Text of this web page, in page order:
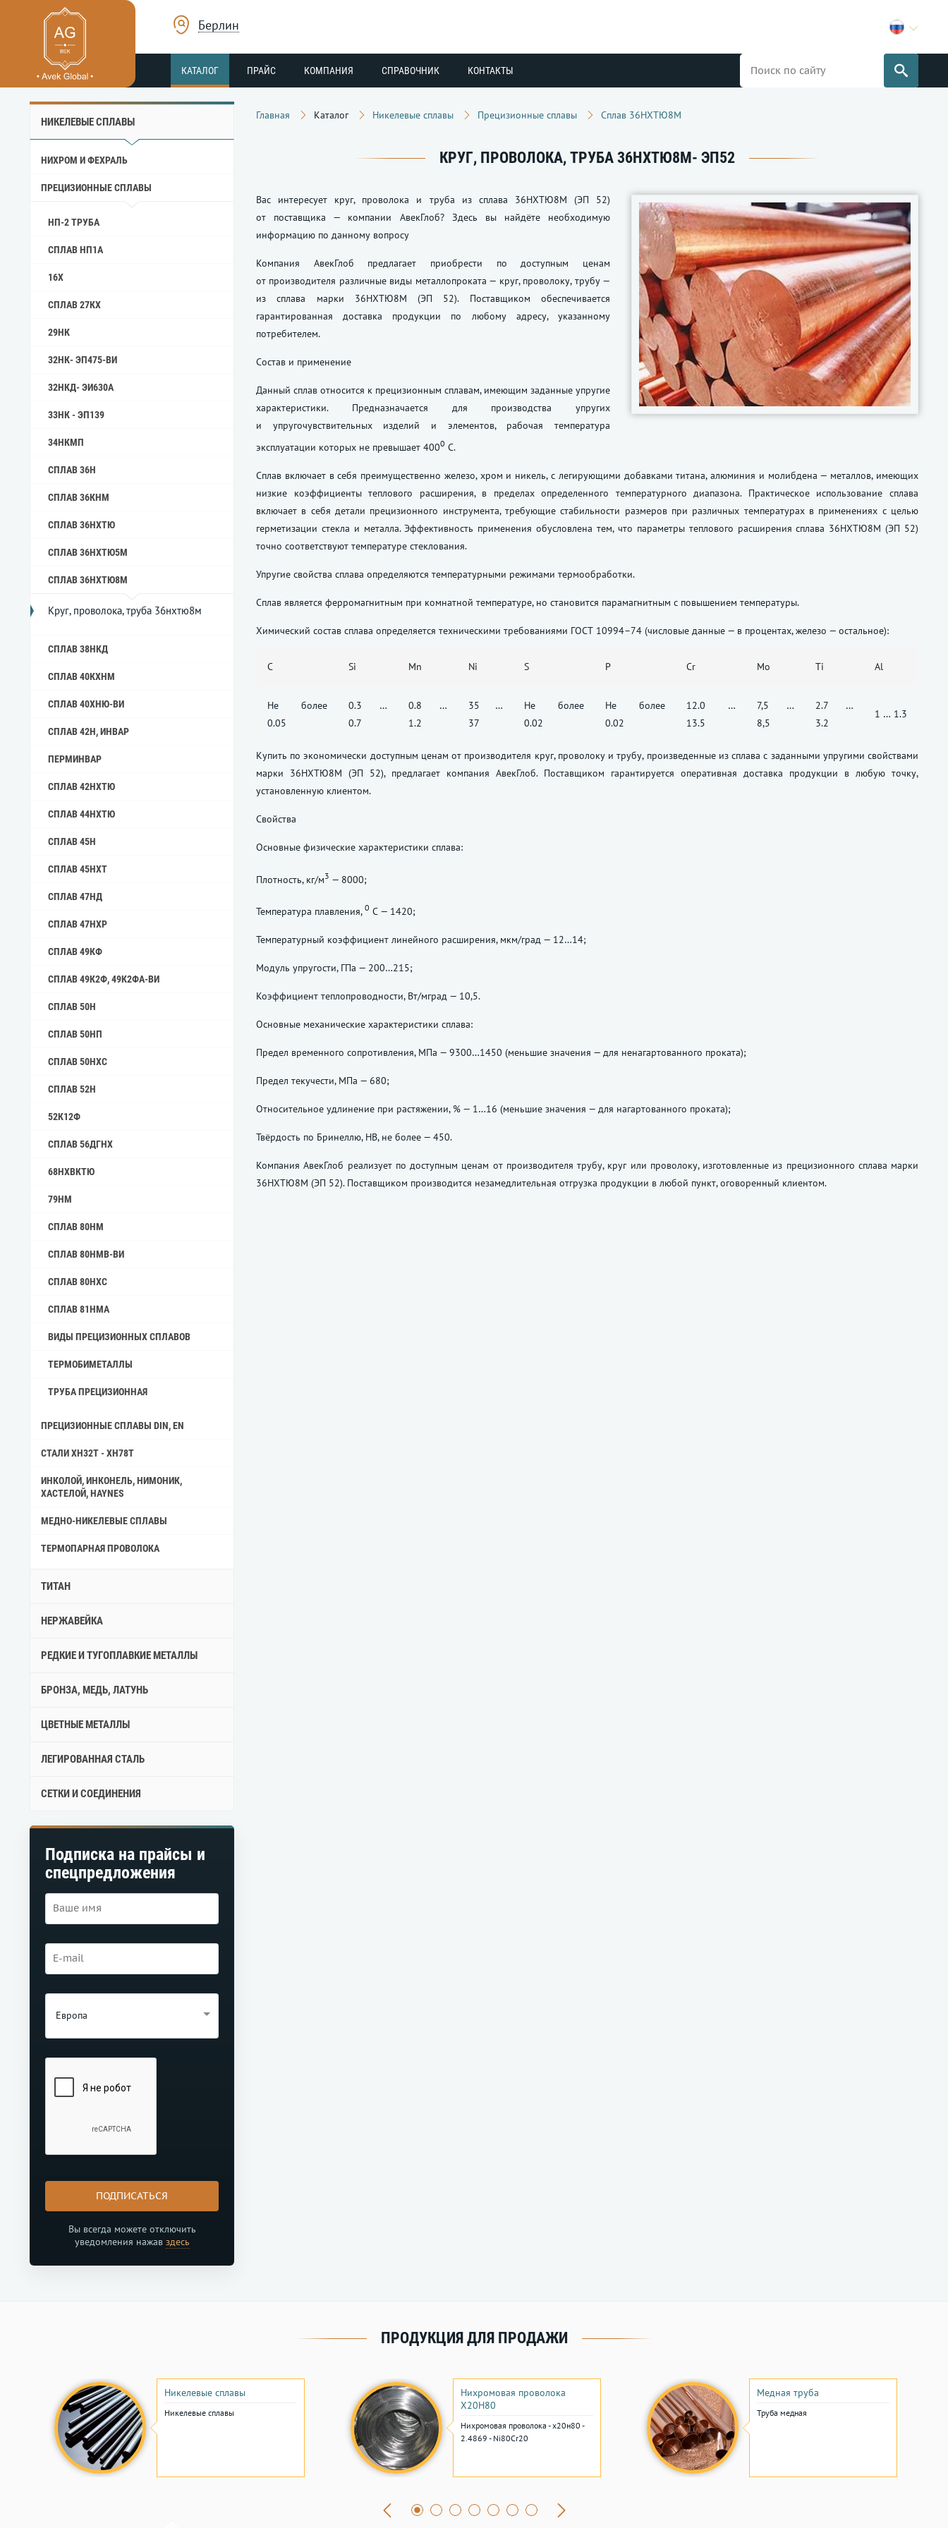
Берлин
КАТАЛОГ ПРАЙС КОМПАНИЯ СПРАВОЧНИК КОНТАКТЫ
НИКЕЛЕВЫЕ СПЛАВЫ
НИХРОМ И ФЕХРАЛЬ
ПРЕЦИЗИОННЫЕ СПЛАВЫ
НП-2 ТРУБА
СПЛАВ НП1А
16Х
СПЛАВ 27КХ
29НК
32НК- ЭП475-ВИ
32НКД- ЭИ630А
33НК - ЭП139
34НКМП
СПЛАВ 36Н
СПЛАВ 36КНМ
СПЛАВ 36НХТЮ
СПЛАВ 36НХТЮ5М
СПЛАВ 36НХТЮ8М
Круг, проволока, труба 36нхтю8м
СПЛАВ 38НКД
СПЛАВ 40КХНМ
СПЛАВ 40ХНЮ-ВИ
СПЛАВ 42Н, ИНВАР
ПЕРМИНВАР
СПЛАВ 42НХТЮ
СПЛАВ 44НХТЮ
СПЛАВ 45Н
СПЛАВ 45НХТ
СПЛАВ 47НД
СПЛАВ 47НХР
СПЛАВ 49КФ
СПЛАВ 49К2Ф, 49К2ФА-ВИ
СПЛАВ 50Н
СПЛАВ 50НП
СПЛАВ 50НХС
СПЛАВ 52Н
52К12Ф
СПЛАВ 56ДГНХ
68НХВКТЮ
79НМ
СПЛАВ 80НМ
СПЛАВ 80НМВ-ВИ
СПЛАВ 80НХС
СПЛАВ 81НМА
ВИДЫ ПРЕЦИЗИОННЫХ СПЛАВОВ
ТЕРМОБИМЕТАЛЛЫ
ТРУБА ПРЕЦИЗИОННАЯ
ПРЕЦИЗИОННЫЕ СПЛАВЫ DIN, EN
СТАЛИ ХН32Т - ХН78Т
ИНКОЛОЙ, ИНКОНЕЛЬ, НИМОНИК,
ХАСТЕЛОЙ, HAYNES
МЕДНО-НИКЕЛЕВЫЕ СПЛАВЫ
ТЕРМОПАРНАЯ ПРОВОЛОКА
ТИТАН
НЕРЖАВЕЙКА
РЕДКИЕ И ТУГОПЛАВКИЕ МЕТАЛЛЫ
БРОНЗА, МЕДЬ, ЛАТУНЬ
ЦВЕТНЫЕ МЕТАЛЛЫ
ЛЕГИРОВАННАЯ СТАЛЬ
СЕТКИ И СОЕДИНЕНИЯ
Подписка на прайсы и
спецпредложения
Европа
ПОДПИСАТЬСЯ
Вы всегда можете отключить
уведомления нажав здесь
Главная Каталог Никелевые сплавы Прецизионные сплавы Сплав 36НХТЮ8М
КРУГ, ПРОВОЛОКА, ТРУБА 36НХТЮ8М- ЭП52
Вас интересует круг, проволока и труба из сплава 36НХТЮ8М (ЭП 52)
от поставщика — компании АвекГлоб? Здесь вы найдёте необходимую
информацию по данному вопросу
Компания АвекГлоб предлагает приобрести по доступным ценам
от производителя различные виды металлопроката — круг, проволоку, трубу —
из сплава марки 36НХТЮ8М (ЭП 52). Поставщиком обеспечивается
гарантированная доставка продукции по любому адресу, указанному
потребителем.
Состав и применение
Данный сплав относится к прецизионным сплавам, имеющим заданные упругие
характеристики. Предназначается для производства упругих
и упругочувствительных изделий и элементов, рабочая температура
эксплуатации которых не превышает 4000 С.
Сплав включает в себя преимущественно железо, хром и никель, с легирующими добавками титана, алюминия и молибдена — металлов, имеющих
низкие коэффициенты теплового расширения, в пределах определенного температурного диапазона. Практическое использование сплава
включает в себя детали прецизионного инструмента, требующие стабильности размеров при различных температурах в применениях с целью
герметизации стекла и металла. Эффективность применения обусловлена тем, что параметры теплового расширения сплава 36НХТЮ8М (ЭП 52)
точно соответствуют температуре стеклования.
Упругие свойства сплава определяются температурными режимами термообработки.
Сплав является ферромагнитным при комнатной температуре, но становится парамагнитным с повышением температуры.
Химический состав сплава определяется техническими требованиями ГОСТ 10994–74 (числовые данные — в процентах, железо — остальное):
C Si Mn Ni S P Cr Mo Ti Al
Не более
0.05
0.3 …
0.7
0.8 …
1.2
35 …
37
Не более
0.02
Не более
0.02
12.0 …
13.5
7,5 …
8,5
2.7 …
3.2
1 … 1.3
Купить по экономически доступным ценам от производителя круг, проволоку и трубу, произведенные из сплава с заданными упругими свойствами
марки 36НХТЮ8М (ЭП 52), предлагает компания АвекГлоб. Поставщиком гарантируется оперативная доставка продукции в любую точку,
установленную клиентом.
Свойства
Основные физические характеристики сплава:
Плотность, кг/м3 — 8000;
Температура плавления, 0 С — 1420;
Температурный коэффициент линейного расширения, мкм/град — 12…14;
Модуль упругости, ГПа — 200…215;
Коэффициент теплопроводности, Вт/мград — 10,5.
Основные механические характеристики сплава:
Предел временного сопротивления, МПа — 9300…1450 (меньшие значения — для ненагартованного проката);
Предел текучести, МПа — 680;
Относительное удлинение при растяжении, % — 1…16 (меньшие значения — для нагартованного проката);
Твёрдость по Бринеллю, НВ, не более — 450.
Компания АвекГлоб реализует по доступным ценам от производителя трубу, круг или проволоку, изготовленные из прецизионного сплава марки
36НХТЮ8М (ЭП 52). Поставщиком производится незамедлительная отгрузка продукции в любой пункт, оговоренный клиентом.
ПРОДУКЦИЯ ДЛЯ ПРОДАЖИ
Никелевые сплавы
Никелевые сплавы
Нихромовая проволока
Х20Н80
Нихромовая проволока - х20н80 -
2.4869 - Ni80Cr20
Медная труба
Труба медная